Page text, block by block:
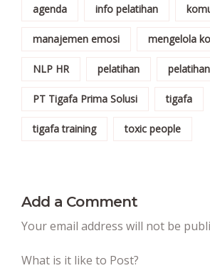
agenda info pelatihan
manajemen emosi mengelola
NLP HR pelatihan
PT Tigafa Prima Solusi tigafa
tigafa training toxic people
Add a Comment
Your email address will not be
What is it like to Post?